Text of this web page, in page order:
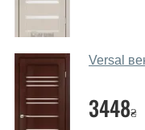
Да. Мы
через мессенджеры,
в нашем салоне-
Какие
Versal
3448₴